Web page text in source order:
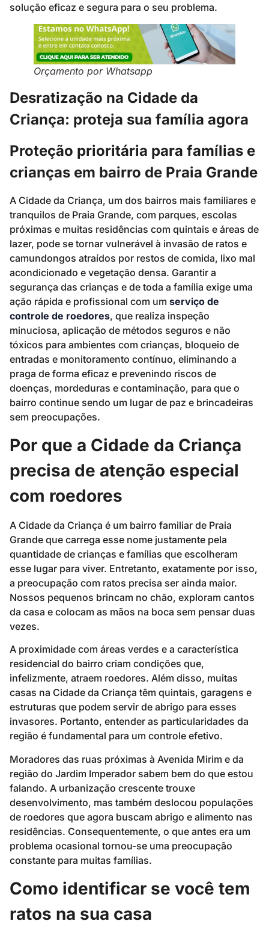
solução eficaz e segura para o seu problema.
Orçamento por Whatsapp
Desratização na Cidade da
Criança: proteja sua família agora
Proteção prioritária para famílias e
crianças em bairro de Praia Grande
A Cidade da Criança, um dos bairros mais familiares e
tranquilos de Praia Grande, com parques, escolas
próximas e muitas residências com quintais e áreas de
lazer, pode se tornar vulnerável à invasão de ratos e
camundongos atraídos por restos de comida, lixo mal
acondicionado e vegetação densa. Garantir a
segurança das crianças e de toda a família exige uma
ação rápida e profissional com um serviço de
controle de roedores, que realiza inspeção
minuciosa, aplicação de métodos seguros e não
tóxicos para ambientes com crianças, bloqueio de
entradas e monitoramento contínuo, eliminando a
praga de forma eficaz e prevenindo riscos de
doenças, mordeduras e contaminação, para que o
bairro continue sendo um lugar de paz e brincadeiras
sem preocupações.
Por que a Cidade da Criança
precisa de atenção especial
com roedores
A Cidade da Criança é um bairro familiar de Praia
Grande que carrega esse nome justamente pela
quantidade de crianças e famílias que escolheram
esse lugar para viver. Entretanto, exatamente por isso,
a preocupação com ratos precisa ser ainda maior.
Nossos pequenos brincam no chão, exploram cantos
da casa e colocam as mãos na boca sem pensar duas
vezes.
A proximidade com áreas verdes e a característica
residencial do bairro criam condições que,
infelizmente, atraem roedores. Além disso, muitas
casas na Cidade da Criança têm quintais, garagens e
estruturas que podem servir de abrigo para esses
invasores. Portanto, entender as particularidades da
região é fundamental para um controle efetivo.
Moradores das ruas próximas à Avenida Mirim e da
região do Jardim Imperador sabem bem do que estou
falando. A urbanização crescente trouxe
desenvolvimento, mas também deslocou populações
de roedores que agora buscam abrigo e alimento nas
residências. Consequentemente, o que antes era um
problema ocasional tornou-se uma preocupação
constante para muitas famílias.
Como identificar se você tem
ratos na sua casa